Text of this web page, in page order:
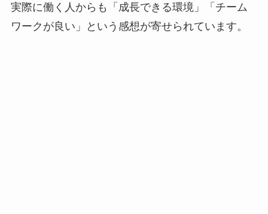
実際に働く人からも「成長できる環境」「チーム
ワークが良い」という感想が寄せられています。